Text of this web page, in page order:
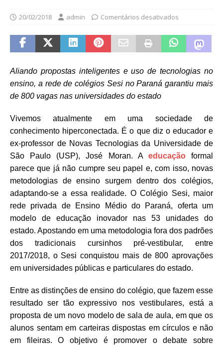
20/02/2018 admin Comentários desativados
Aliando propostas inteligentes e uso de tecnologias no
ensino, a rede de colégios Sesi no Paraná garantiu mais
de 800 vagas nas universidades do estado
Vivemos atualmente em uma sociedade de
conhecimento hiperconectada. É o que diz o educador e
ex-professor de Novas Tecnologias da Universidade de
São Paulo (USP), José Moran. A educaçãoformal
parece que já não cumpre seu papel e, com isso, novas
metodologias de ensino surgem dentro dos colégios,
adaptando-se a essa realidade. O Colégio Sesi, maior
rede privada de Ensino Médio do Paraná, oferta um
modelo de educação inovador nas 53 unidades do
estado. Apostando em uma metodologia fora dos padrões
dos tradicionais cursinhos pré-vestibular, entre
2017/2018, o Sesi conquistou mais de 800 aprovações
em universidades públicas e particulares do estado.
Entre as distinções de ensino do colégio, que fazem esse
resultado ser tão expressivo nos vestibulares, está a
proposta de um novo modelo de sala de aula, em que os
alunos sentam em carteiras dispostas em círculos e não
em fileiras. O objetivo é promover o debate sobre